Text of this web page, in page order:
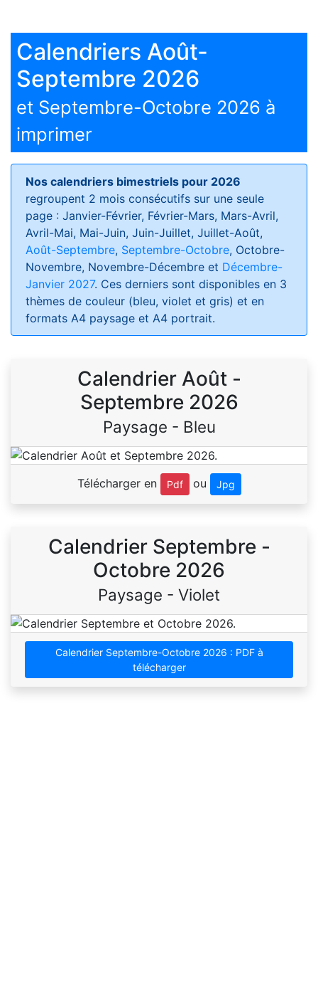
Calendriers Août-
Septembre 2026
et Septembre-Octobre 2026 à
imprimer
Nos calendriers bimestriels pour 2026
regroupent 2 mois consécutifs sur une seule
page : Janvier-Février, Février-Mars, Mars-Avril,
Avril-Mai, Mai-Juin, Juin-Juillet, Juillet-Août,
Août-Septembre, Septembre-Octobre, Octobre-
Novembre, Novembre-Décembre et Décembre-
Janvier 2027. Ces derniers sont disponibles en 3
thèmes de couleur (bleu, violet et gris) et en
formats A4 paysage et A4 portrait.
Calendrier Août -
Septembre 2026
Paysage - Bleu
Télécharger en Pdf ou Jpg
Calendrier Septembre -
Octobre 2026
Paysage - Violet
Calendrier Septembre-Octobre 2026 : PDF à
télécharger